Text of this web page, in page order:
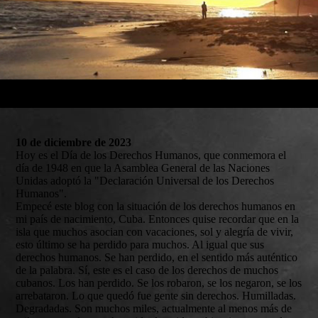
10 de diciembre de 2023
Hoy es el Día de los Derechos Humanos, que conmemora el
día de 1948 en que la Asamblea General de las Naciones
Unidas adoptó la "Declaración Universal de los Derechos
Humanos".
Empecé este blog con la situación de los derechos humanos en
mi país de nacimiento, Cuba. Entonces quise recordar que en la
isla que muchos asocian con vacaciones, sol y alegría de vivir,
esto último se ha perdido para muchos. Al igual que sus
derechos humanos. Se han perdido, en el sentido más auténtico
de la palabra. Sí, este es el caso de los derechos de muchos
cubanos. Los han perdido. Se los robaron, se los negaron, se los
arrebataron. Lo que quedó fue gente sin derechos. Humilladas.
Degradadas. Son muchos miles, actualmente al menos más de